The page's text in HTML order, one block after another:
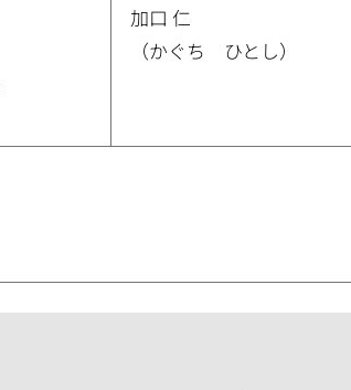
加口 仁
（かぐち ひとし）